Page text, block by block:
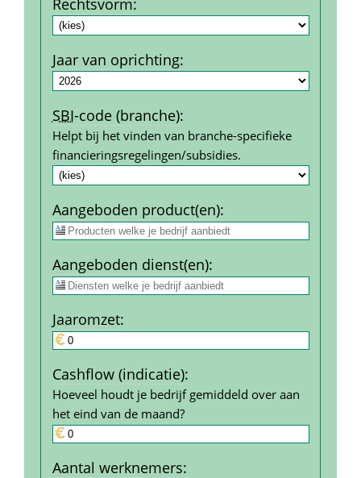
Rechtsvorm:
Jaar van oprichting:
SBI-code (branche):
Helpt bij het vinden van branche-specifieke
financierings­regelingen/subsidies.
Aangeboden product(en):
Aangeboden dienst(en):
Jaar­omzet:
Cashflow (indicatie):
Hoeveel houdt je bedrijf gemiddeld over aan
het eind van de maand?
Aantal werk­nemers: